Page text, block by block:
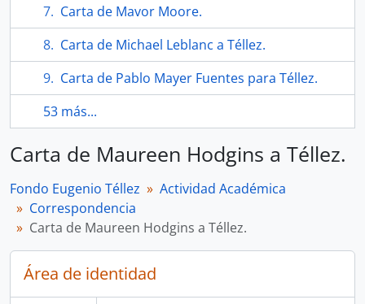
Carta de Mavor Moore.
Carta de Michael Leblanc a Téllez.
Carta de Pablo Mayer Fuentes para Téllez.
53 más...
Carta de Maureen Hodgins a Téllez.
Fondo Eugenio Téllez
Actividad Académica
Correspondencia
Carta de Maureen Hodgins a Téllez.
Área de identidad